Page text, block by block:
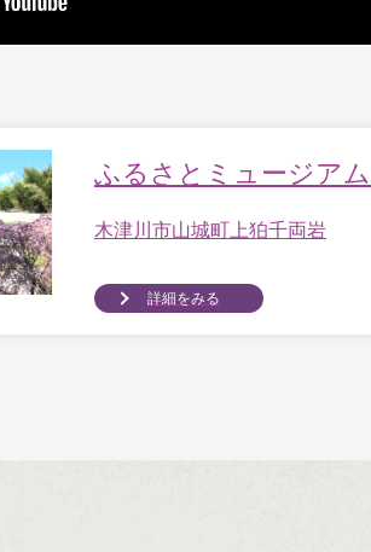
ふるさとミュージアム
木津川市山城町上狛千両岩
詳細をみる